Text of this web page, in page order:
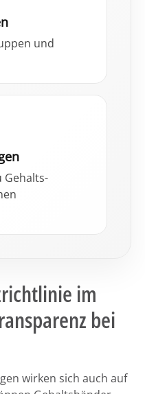
und
Gehalts­
im
bei
wirken sich auch auf